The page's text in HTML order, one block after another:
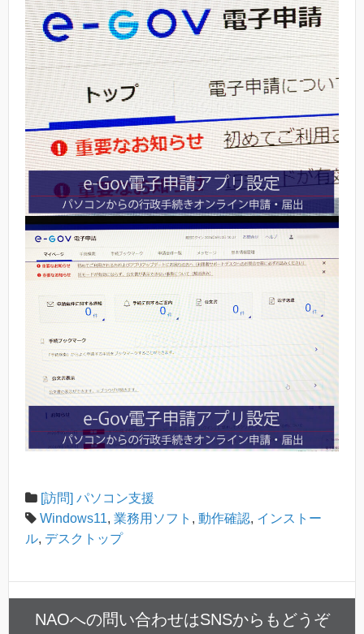
[訪問] パソコン支援
Windows11, 業務用ソフト , 動作確認, インストー
ル, デスクトップ
NAOへの問い合わせはSNSからもどうぞ